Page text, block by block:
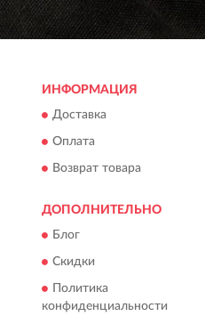
ИНФОРМАЦИЯ
Доставка
Оплата
Возврат товара
ДОПОЛНИТЕЛЬНО
Блог
Скидки
Политика
конфиденциальности